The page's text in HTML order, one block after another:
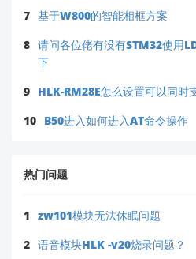
7 基于W800的智能相框方案
8 请问各位佬有没有STM32使用
下
9 HLK-RM28E怎么设置可以同时
10 B50进入如何进入AT命令操作
热门问题
1 zw101模块无法休眠问题
2 语音模块HLK -v20烧录问题？